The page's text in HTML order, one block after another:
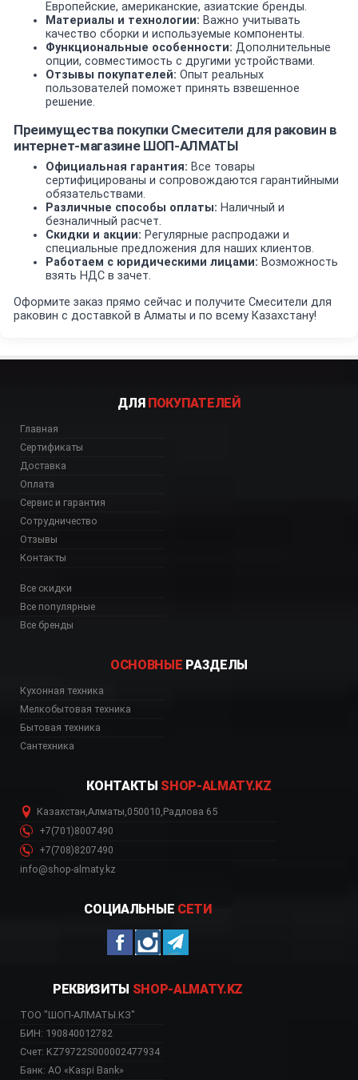
Европейские, американские, азиатские бренды.
Материалы и технологии: Важно учитывать
качество сборки и используемые компоненты.
Функциональные особенности: Дополнительные
опции, совместимость с другими устройствами.
Отзывы покупателей: Опыт реальных
пользователей поможет принять взвешенное
решение.
Преимущества покупки Смесители для раковин в
интернет-магазине ШОП-АЛМАТЫ
Официальная гарантия: Все товары
сертифицированы и сопровождаются гарантийными
обязательствами.
Различные способы оплаты: Наличный и
безналичный расчет.
Скидки и акции: Регулярные распродажи и
специальные предложения для наших клиентов.
Работаем с юридическими лицами: Возможность
взять НДС в зачет.
Оформите заказ прямо сейчас и получите Смесители для
раковин с доставкой в Алматы и по всему Казахстану!
цена, Астана,
ДЛЯ ПОКУПАТЕЛЕЙ
Главная
Сертификаты
Доставка
Оплата
Сервис и гарантия
Сотрудничество
Отзывы
Контакты
Все скидки
Все популярные
Все бренды
ОСНОВНЫЕ РАЗДЕЛЫ
Кухонная техника
Мелкобытовая техника
Бытовая техника
Сантехника
КОНТАКТЫ SHOP-ALMATY.KZ
Казахстан,Алматы,050010,Радлова 65
+7(701)8007490
+7(708)8207490
info@shop-almaty.kz
СОЦИАЛЬНЫЕ СЕТИ
РЕКВИЗИТЫ SHOP-ALMATY.KZ
ТОО "ШОП-АЛМАТЫ.КЗ"
БИН: 190840012782
Счет: KZ79722S000002477934
Банк: АО «Kaspi Bank»